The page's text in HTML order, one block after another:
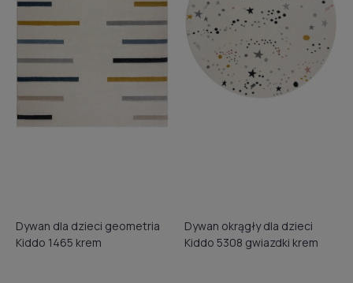
Dywan dla dzieci geometria
Kiddo 1465 krem
Dywan okrągły dla dzieci
Kiddo 5308 gwiazdki krem